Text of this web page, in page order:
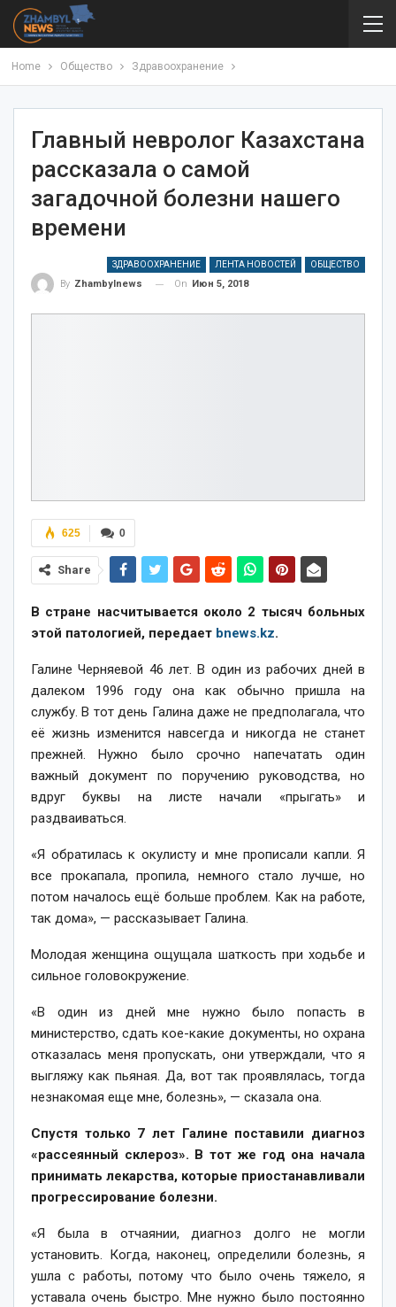
Home Общество Здравоохранение
Главный невролог Казахстана
рассказала о самой
загадочной болезни нашего
времени
ЗДРАВООХРАНЕНИЕ ЛЕНТА НОВОСТЕЙ ОБЩЕСТВО
By Zhambylnews On Июн 5, 2018
0
625
Share
В стране насчитывается около 2 тысяч больных
этой патологией, передает bnews.kz.
Галине Черняевой 46 лет. В один из рабочих дней в
далеком 1996 году она как обычно пришла на
службу. В тот день Галина даже не предполагала, что
её жизнь изменится навсегда и никогда не станет
прежней. Нужно было срочно напечатать один
важный документ по поручению руководства, но
вдруг буквы на листе начали «прыгать» и
раздваиваться.
«Я обратилась к окулисту и мне прописали капли. Я
все прокапала, пропила, немного стало лучше, но
потом началось ещё больше проблем. Как на работе,
так дома», — рассказывает Галина.
Молодая женщина ощущала шаткость при ходьбе и
сильное головокружение.
«В один из дней мне нужно было попасть в
министерство, сдать кое-какие документы, но охрана
отказалась меня пропускать, они утверждали, что я
выгляжу как пьяная. Да, вот так проявлялась, тогда
незнакомая еще мне, болезнь», — сказала она.
Спустя только 7 лет Галине поставили диагноз
«рассеянный склероз». В тот же год она начала
принимать лекарства, которые приостанавливали
прогрессирование болезни.
«Я была в отчаянии, диагноз долго не могли
установить. Когда, наконец, определили болезнь, я
ушла с работы, потому что было очень тяжело, я
уставала очень быстро. Мне нужно было постоянно